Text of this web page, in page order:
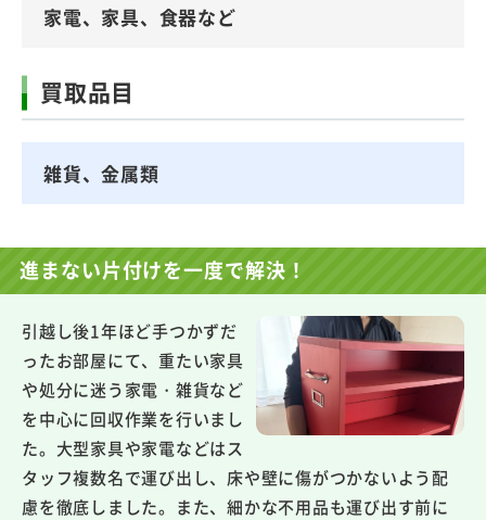
家電、家具、食器など
買取品目
雑貨、金属類
進まない片付けを一度で解決！
引越し後1年ほど手つかずだ
ったお部屋にて、重たい家具
や処分に迷う家電・雑貨など
を中心に回収作業を行いまし
た。大型家具や家電などはス
タッフ複数名で運び出し、床や壁に傷がつかないよう配
慮を徹底しました。また、細かな不用品も運び出す前に